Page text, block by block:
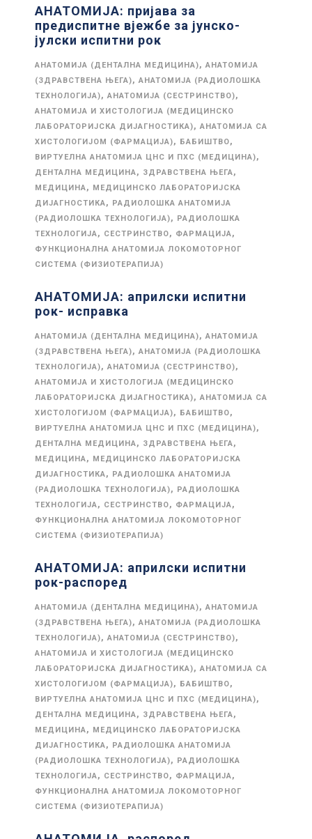
АНАТОМИЈА: пријава за
предиспитне вјежбе за јунско-
јулски испитни рок
АНАТОМИЈА (ДЕНТАЛНА МЕДИЦИНА), АНАТОМИЈА
(ЗДРАВСТВЕНА ЊЕГА), АНАТОМИЈА (РАДИОЛОШКА
ТЕХНОЛОГИЈА), АНАТОМИЈА (СЕСТРИНСТВО),
АНАТОМИЈА И ХИСТОЛОГИЈА (МЕДИЦИНСКО
ЛАБОРАТОРИЈСКА ДИЈАГНОСТИКА), АНАТОМИЈА СА
ХИСТОЛОГИЈОМ (ФАРМАЦИЈА), БАБИШТВО,
ВИРТУЕЛНА АНАТОМИЈА ЦНС И ПХС (МЕДИЦИНА),
ДЕНТАЛНА МЕДИЦИНА, ЗДРАВСТВЕНА ЊЕГА,
МЕДИЦИНА, МЕДИЦИНСКО ЛАБОРАТОРИЈСКА
ДИЈАГНОСТИКА, РАДИОЛОШКА АНАТОМИЈА
(РАДИОЛОШКА ТЕХНОЛОГИЈА), РАДИОЛОШКА
ТЕХНОЛОГИЈА, СЕСТРИНСТВО, ФАРМАЦИЈА,
ФУНКЦИОНАЛНА АНАТОМИЈА ЛОКОМОТОРНОГ
СИСТЕМА (ФИЗИОТЕРАПИЈА)
АНАТОМИЈА: априлски испитни
рок- исправка
АНАТОМИЈА (ДЕНТАЛНА МЕДИЦИНА), АНАТОМИЈА
(ЗДРАВСТВЕНА ЊЕГА), АНАТОМИЈА (РАДИОЛОШКА
ТЕХНОЛОГИЈА), АНАТОМИЈА (СЕСТРИНСТВО),
АНАТОМИЈА И ХИСТОЛОГИЈА (МЕДИЦИНСКО
ЛАБОРАТОРИЈСКА ДИЈАГНОСТИКА), АНАТОМИЈА СА
ХИСТОЛОГИЈОМ (ФАРМАЦИЈА), БАБИШТВО,
ВИРТУЕЛНА АНАТОМИЈА ЦНС И ПХС (МЕДИЦИНА),
ДЕНТАЛНА МЕДИЦИНА, ЗДРАВСТВЕНА ЊЕГА,
МЕДИЦИНА, МЕДИЦИНСКО ЛАБОРАТОРИЈСКА
ДИЈАГНОСТИКА, РАДИОЛОШКА АНАТОМИЈА
(РАДИОЛОШКА ТЕХНОЛОГИЈА), РАДИОЛОШКА
ТЕХНОЛОГИЈА, СЕСТРИНСТВО, ФАРМАЦИЈА,
ФУНКЦИОНАЛНА АНАТОМИЈА ЛОКОМОТОРНОГ
СИСТЕМА (ФИЗИОТЕРАПИЈА)
АНАТОМИЈА: априлски испитни
рок-распоред
АНАТОМИЈА (ДЕНТАЛНА МЕДИЦИНА), АНАТОМИЈА
(ЗДРАВСТВЕНА ЊЕГА), АНАТОМИЈА (РАДИОЛОШКА
ТЕХНОЛОГИЈА), АНАТОМИЈА (СЕСТРИНСТВО),
АНАТОМИЈА И ХИСТОЛОГИЈА (МЕДИЦИНСКО
ЛАБОРАТОРИЈСКА ДИЈАГНОСТИКА), АНАТОМИЈА СА
ХИСТОЛОГИЈОМ (ФАРМАЦИЈА), БАБИШТВО,
ВИРТУЕЛНА АНАТОМИЈА ЦНС И ПХС (МЕДИЦИНА),
ДЕНТАЛНА МЕДИЦИНА, ЗДРАВСТВЕНА ЊЕГА,
МЕДИЦИНА, МЕДИЦИНСКО ЛАБОРАТОРИЈСКА
ДИЈАГНОСТИКА, РАДИОЛОШКА АНАТОМИЈА
(РАДИОЛОШКА ТЕХНОЛОГИЈА), РАДИОЛОШКА
ТЕХНОЛОГИЈА, СЕСТРИНСТВО, ФАРМАЦИЈА,
ФУНКЦИОНАЛНА АНАТОМИЈА ЛОКОМОТОРНОГ
СИСТЕМА (ФИЗИОТЕРАПИЈА)